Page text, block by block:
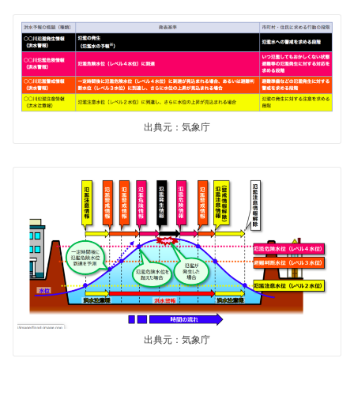
出典元：気象庁
出典元：気象庁